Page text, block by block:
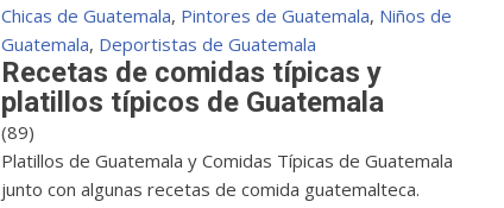
Chicas de Guatemala, Pintores de Guatemala, Niños de
Guatemala, Deportistas de Guatemala
Recetas de comidas típicas y
platillos típicos de Guatemala
(89)
Platillos de Guatemala y Comidas Típicas de Guatemala
junto con algunas recetas de comida guatemalteca.